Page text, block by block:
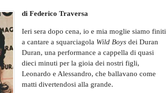
di Federico Traversa
Ieri sera dopo cena, io e mia moglie siamo finiti
a cantare a squarciagola Wild Boys dei Duran
Duran, una performance a cappella di quasi
dieci minuti per la gioia dei nostri figli,
Leonardo e Alessandro, che ballavano come
matti divertendosi alla grande.